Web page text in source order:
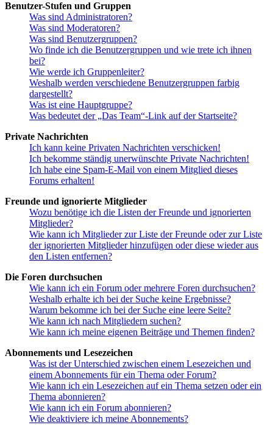
Benutzer-Stufen und Gruppen
Was sind Administratoren?
Was sind Moderatoren?
Was sind Benutzergruppen?
Wo finde ich die Benutzergruppen und wie trete ich ihnen
bei?
Wie werde ich Gruppenleiter?
Weshalb werden verschiedene Benutzergruppen farbig
dargestellt?
Was ist eine Hauptgruppe?
Was bedeutet der „Das Team“-Link auf der Startseite?
Private Nachrichten
Ich kann keine Privaten Nachrichten verschicken!
Ich bekomme ständig unerwünschte Private Nachrichten!
Ich habe eine Spam-E-Mail von einem Mitglied dieses
Forums erhalten!
Freunde und ignorierte Mitglieder
Wozu benötige ich die Listen der Freunde und ignorierten
Mitglieder?
Wie kann ich Mitglieder zur Liste der Freunde oder zur Liste
der ignorierten Mitglieder hinzufügen oder diese wieder aus
den Listen entfernen?
Die Foren durchsuchen
Wie kann ich ein Forum oder mehrere Foren durchsuchen?
Weshalb erhalte ich bei der Suche keine Ergebnisse?
Warum bekomme ich bei der Suche eine leere Seite?
Wie kann ich nach Mitgliedern suchen?
Wie kann ich meine eigenen Beiträge und Themen finden?
Abonnements und Lesezeichen
Was ist der Unterschied zwischen einem Lesezeichen und
einem Abonnements für ein Thema oder Forum?
Wie kann ich ein Lesezeichen auf ein Thema setzen oder ein
Thema abonnieren?
Wie kann ich ein Forum abonnieren?
Wie deaktiviere ich meine Abonnements?